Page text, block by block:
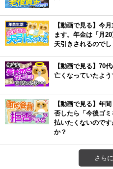
【動画で見る】今
ます。年金は「月
天引きされるのでし
【動画で見る】70
亡くなっていたよ
【動画で見る】年
否したら「今後ゴ
払いたくないので
か？
さら